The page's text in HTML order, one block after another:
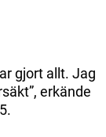
gjort allt. Jag
erkände